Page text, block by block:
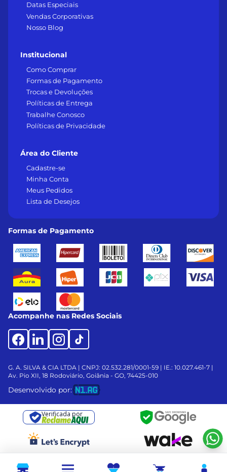
Datas Especiais
Vendas Corporativas
Nosso Blog
Institucional
Como Comprar
Formas de Pagamento
Trocas e Devoluções
Políticas de Entrega
Trabalhe Conosco
Políticas de Privacidade
Área do Cliente
Cadastre-se
Minha Conta
Meus Pedidos
Lista de Desejos
Formas de Pagamento
Acompanhe nas Redes Sociais
G. A. SILVA & CIA LTDA | CNPJ: 02.532.281/0001-59 | IE.: 10.027.461-7 |
Av. Pio XII, 18 Rodoviário, Goiânia - GO, 74425-010
Desenvolvido por:
Verificada por